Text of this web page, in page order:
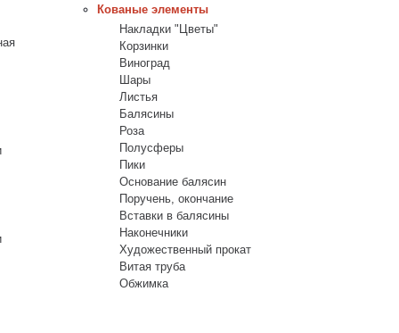
Кованые элементы
Накладки "Цветы"
Корзинки
Виноград
Шары
Листья
Балясины
Роза
Полусферы
Пики
Основание балясин
Поручень, окончание
Вставки в балясины
Наконечники
Художественный прокат
Витая труба
Обжимка